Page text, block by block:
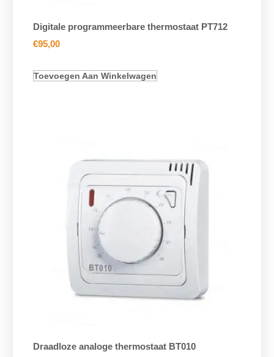
Digitale programmeerbare thermostaat PT712
€95,00
Toevoegen Aan Winkelwagen
Draadloze analoge thermostaat BT010